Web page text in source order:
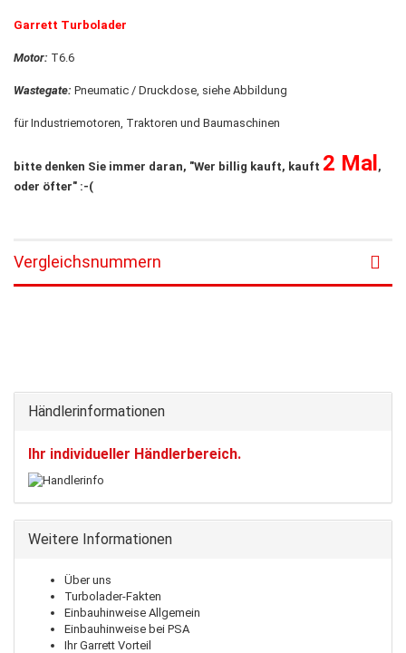
Garrett Turbolader
Motor: T6.6
Wastegate: Pneumatic / Druckdose, siehe Abbildung
für Industriemotoren, Traktoren und Baumaschinen
bitte denken Sie immer daran, "Wer billig kauft, kauft 2 Mal ,
oder öfter" :-(
Vergleichsnummern
Händlerinformationen
Ihr individueller Händlerbereich.
Weitere Informationen
Über uns
Turbolader-Fakten
Einbauhinweise Allgemein
Einbauhinweise bei PSA
Ihr Garrett Vorteil